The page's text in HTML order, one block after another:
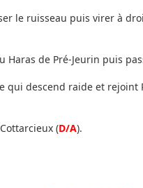
le ruisseau puis virer à
de Pré-Jeurin puis
qui descend raide et
(D/A).